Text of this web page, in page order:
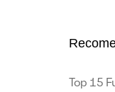
Top 15